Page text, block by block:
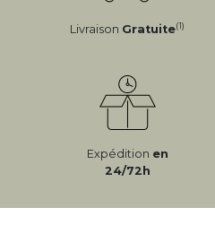
Livraison Gratuite(1)
Expédition en
24/72h